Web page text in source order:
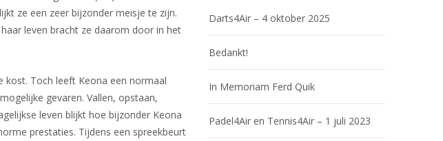
ze een zeer bijzonder meisje te zijn.
leven bracht ze daarom door in het
kost. Toch leeft Keona een normaal
gevaren. Vallen, opstaan,
leven blijkt hoe bijzonder Keona
prestaties. Tijdens een spreekbeurt
Darts4Air – 4 oktober 2025
Bedankt!
In Memoriam Ferd Quik
Padel4Air en Tennis4Air – 1 juli 2023